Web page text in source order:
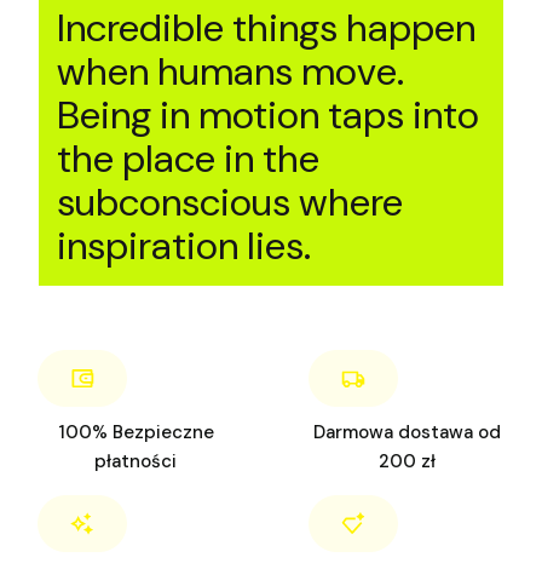
Incredible things happen
when humans move.
Being in motion taps into
the place in the
subconscious where
inspiration lies.
100% Bezpieczne
płatności
Darmowa dostawa od
200 zł